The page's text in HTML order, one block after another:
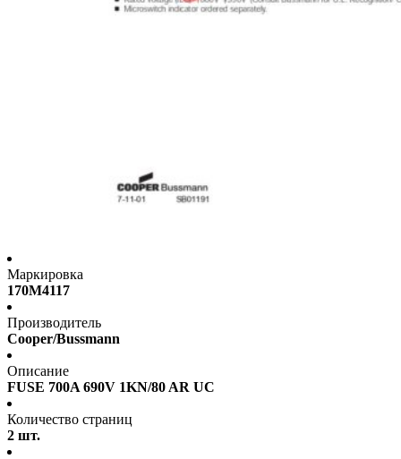
Маркировка
170M4117
Производитель
Cooper/Bussmann
Описание
FUSE 700A 690V 1KN/80 AR UC
Количество страниц
2 шт.